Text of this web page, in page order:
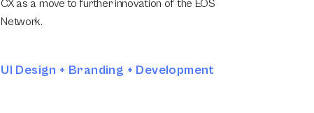
CX as a move to further innovation of the EOS
Network.
UI Design + Branding + Development